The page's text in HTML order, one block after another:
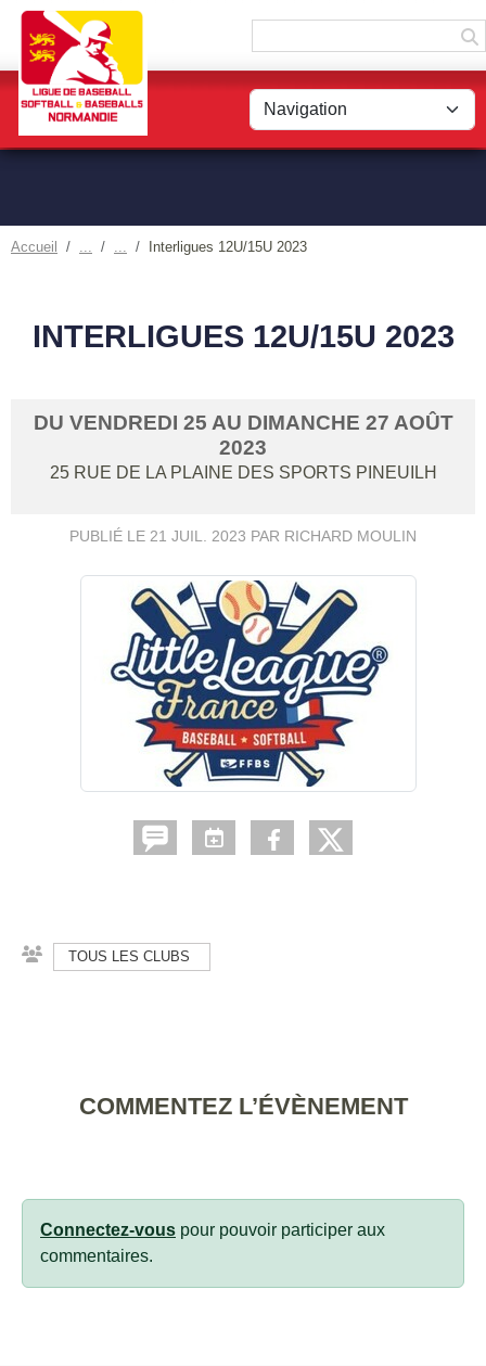
Accueil Interligues 12U/15U 2023
INTERLIGUES 12U/15U 2023
DU VENDREDI 25 AU DIMANCHE 27 AOÛT
2023
25 RUE DE LA PLAINE DES SPORTS PINEUILH
PUBLIÉ LE 21 JUIL. 2023 PAR RICHARD MOULIN
TOUS LES CLUBS
COMMENTEZ L’ÉVÈNEMENT
Connectez-vous pour pouvoir participer aux
commentaires.
Panneau de gestion des cookies